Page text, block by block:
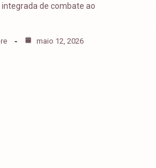
de combate ao
maio 12, 2026